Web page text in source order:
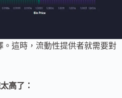
。這時，流動性提供者就需要對
高了：